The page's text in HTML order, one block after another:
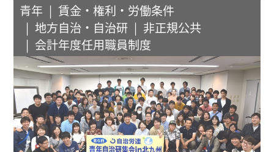
青年
賃金・権利・労働条件
地方自治・自治研
非正規公共
会計年度任用職員制度